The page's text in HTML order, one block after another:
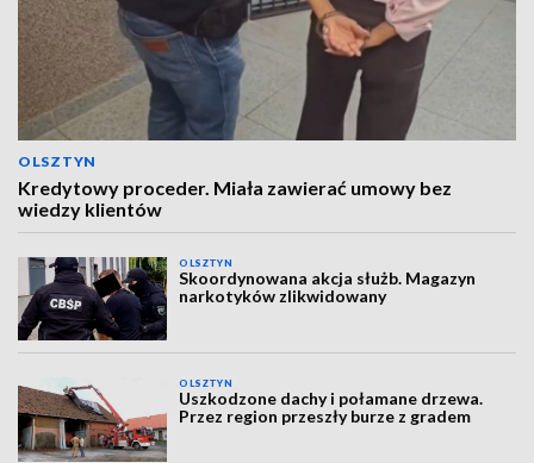
OLSZTYN
Kredytowy proceder. Miała zawierać umowy bez
wiedzy klientów
OLSZTYN
Skoordynowana akcja służb. Magazyn
narkotyków zlikwidowany
OLSZTYN
Uszkodzone dachy i połamane drzewa.
Przez region przeszły burze z gradem